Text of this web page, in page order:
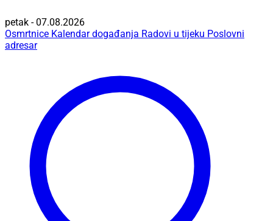
petak - 07.08.2026
Osmrtnice Kalendar događanja Radovi u tijeku Poslovni
adresar